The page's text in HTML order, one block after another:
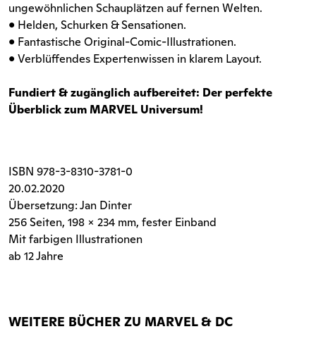
ungewöhnlichen Schauplätzen auf fernen Welten.
• Helden, Schurken & Sensationen.
• Fantastische Original-Comic-Illustrationen.
• Verblüffendes Expertenwissen in klarem Layout.
Fundiert & zugänglich aufbereitet: Der perfekte
Überblick zum MARVEL Universum!
ISBN 978-3-8310-3781-0
20.02.2020
Übersetzung: Jan Dinter
256 Seiten, 198 x 234 mm, fester Einband
Mit farbigen Illustrationen
ab 12 Jahre
WEITERE BÜCHER ZU MARVEL & DC